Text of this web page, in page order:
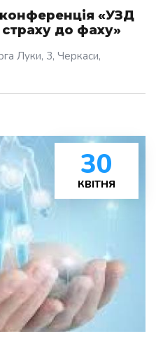
«УЗД
до фаху»
Луки, 3, Черкаси,
30
КВІТНЯ